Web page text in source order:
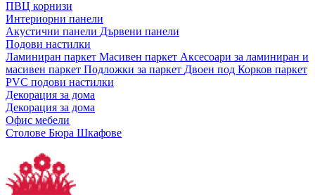
ПВЦ корнизи
Интериорни панели
Акустични панели Дървени панели
Подови настилки
Ламиниран паркет Масивен паркет Аксесоари за ламиниран и
масивен паркет Подложки за паркет Двоен под Корков паркет
PVC подови настилки
Декорация за дома
Декорация за дома
Офис мебели
Столове Бюра Шкафове